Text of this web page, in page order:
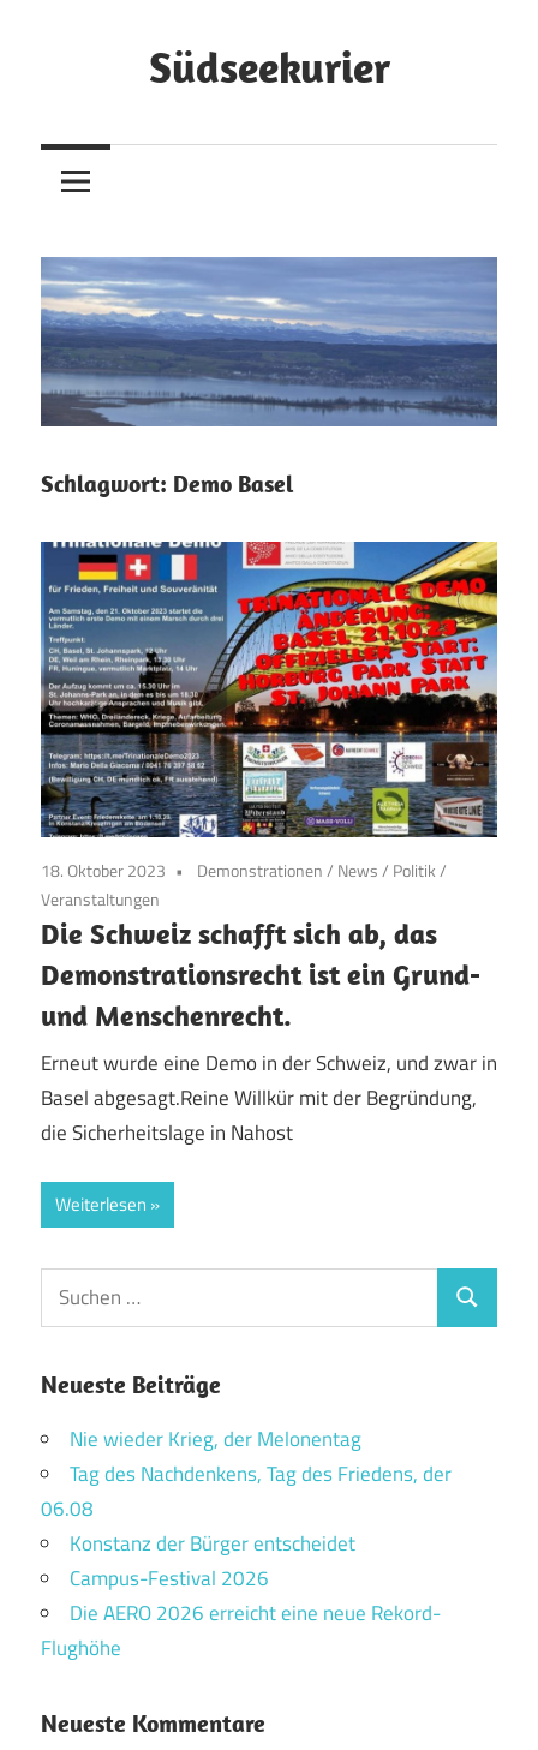
Südseekurier
Zeitung
und
Schlagwort: Demo Basel
18. Oktober 2023 Demonstrationen/ News/ Politik/
Veranstaltungen
Die Schweiz schafft sich ab, das
Demonstrationsrecht ist ein Grund-
und Menschenrecht.
Erneut wurde eine Demo in der Schweiz, und zwar in
Basel abgesagt.Reine Willkür mit der Begründung,
die Sicherheitslage in Nahost
Weiterlesen
Suchen
nach:
Suchen
Neueste Beiträge
Nie wieder Krieg, der Melonentag
Tag des Nachdenkens, Tag des Friedens, der
06.08
Konstanz der Bürger entscheidet
Campus-Festival 2026
Die AERO 2026 erreicht eine neue Rekord-
Flughöhe
Neueste Kommentare